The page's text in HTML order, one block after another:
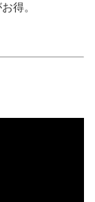
得。